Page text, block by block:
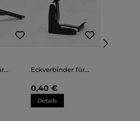
Bewertung von 5 von 5 Sternen
Eckverbinder für
Sara
0,40 €
Details